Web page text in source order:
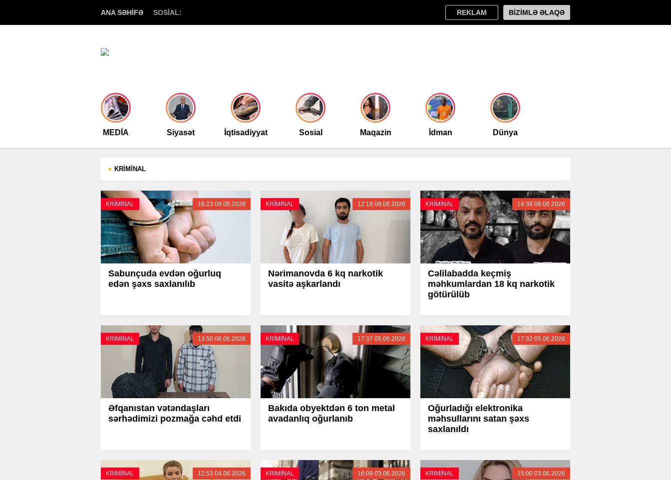
ANA SƏHİFƏ SOSİAL: REKLAM BİZİMLƏ ƏLAQƏ
MEDİA Siyasət İqtisadiyyat Sosial Maqazin İdman Dünya
KRİMİNAL
KRİMİNAL 16:23 08.06.2026
Sabunçuda evdən oğurluq
edən şəxs saxlanılıb
KRİMİNAL 12:18 08.06.2026
Nərimanovda 6 kq narkotik
vasitə aşkarlandı
KRİMİNAL 14:39 06.06.2026
Cəlilabadda keçmiş
məhkumlardan 18 kq narkotik
götürülüb
KRİMİNAL 13:50 06.06.2026
Əfqanıstan vətəndaşları
sərhədimizi pozmağa cəhd etdi
KRİMİNAL 17:37 05.06.2026
Bakıda obyektdən 6 ton metal
avadanlıq oğurlanıb
KRİMİNAL 17:32 05.06.2026
Oğurladığı elektronika
məhsullarını satan şəxs
saxlanıldı
KRİMİNAL 12:53 04.06.2026 KRİMİNAL 16:09 03.06.2026 KRİMİNAL 15:00 03.06.2026